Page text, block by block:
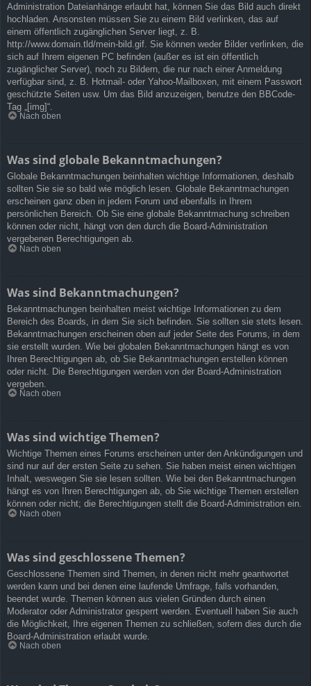
Administration Dateianhänge erlaubt hat, können Sie das Bild auch direkt
hochladen. Ansonsten müssen Sie zu einem Bild verlinken, das auf
einem öffentlich zugänglichen Server liegt, z. B.
http://www.domain.tld/mein-bild.gif. Sie können weder Bilder verlinken, die
sich auf Ihrem eigenen PC befinden (außer es ist ein öffentlich
zugänglicher Server), noch zu Bildern, die nur nach einer Anmeldung
verfügbar sind, z. B. Hotmail- oder Yahoo-Mailboxen, mit einem Passwort
geschützte Seiten usw. Um das Bild anzuzeigen, benutze den BBCode-
Tag „[img]“.
Nach oben
Was sind globale Bekanntmachungen?
Globale Bekanntmachungen beinhalten wichtige Informationen, deshalb
sollten Sie sie so bald wie möglich lesen. Globale Bekanntmachungen
erscheinen ganz oben in jedem Forum und ebenfalls in Ihrem
persönlichen Bereich. Ob Sie eine globale Bekanntmachung schreiben
können oder nicht, hängt von den durch die Board-Administration
vergebenen Berechtigungen ab.
Nach oben
Was sind Bekanntmachungen?
Bekanntmachungen beinhalten meist wichtige Informationen zu dem
Bereich des Boards, in dem Sie sich befinden. Sie sollten sie stets lesen.
Bekanntmachungen erscheinen oben auf jeder Seite des Forums, in dem
sie erstellt wurden. Wie bei globalen Bekanntmachungen hängt es von
Ihren Berechtigungen ab, ob Sie Bekanntmachungen erstellen können
oder nicht. Die Berechtigungen werden von der Board-Administration
vergeben.
Nach oben
Was sind wichtige Themen?
Wichtige Themen eines Forums erscheinen unter den Ankündigungen und
sind nur auf der ersten Seite zu sehen. Sie haben meist einen wichtigen
Inhalt, weswegen Sie sie lesen sollten. Wie bei den Bekanntmachungen
hängt es von Ihren Berechtigungen ab, ob Sie wichtige Themen erstellen
können oder nicht; die Berechtigungen stellt die Board-Administration ein.
Nach oben
Was sind geschlossene Themen?
Geschlossene Themen sind Themen, in denen nicht mehr geantwortet
werden kann und bei denen eine laufende Umfrage, falls vorhanden,
beendet wurde. Themen können aus vielen Gründen durch einen
Moderator oder Administrator gesperrt werden. Eventuell haben Sie auch
die Möglichkeit, Ihre eigenen Themen zu schließen, sofern dies durch die
Board-Administration erlaubt wurde.
Nach oben